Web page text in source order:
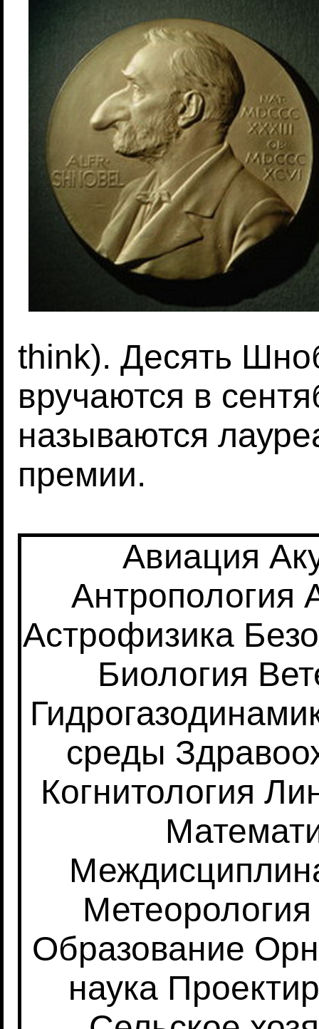
think). Десять
вручаются в
называются
премии.
Авиация
Антропология
Астрофизика
Биология
среды
Когнитология
Метеорология
Образование
наука